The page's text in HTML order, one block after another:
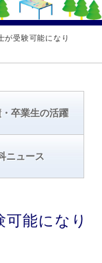
が受験可能になり
卒業生の活躍
ニュース
可能になり